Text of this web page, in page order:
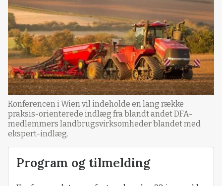
Konferencen i Wien vil indeholde en lang række
praksis-orienterede indlæg fra blandt andet DFA-
medlemmers landbrugsvirksomheder blandet med
ekspert-indlæg.
Program og tilmelding